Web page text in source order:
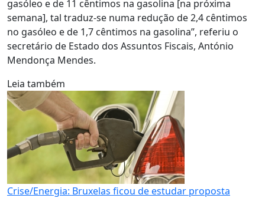
gasóleo e de 11 cêntimos na gasolina [na próxima
semana], tal traduz-se numa redução de 2,4 cêntimos
no gasóleo e de 1,7 cêntimos na gasolina”, referiu o
secretário de Estado dos Assuntos Fiscais, António
Mendonça Mendes.
Leia também
Crise/Energia: Bruxelas ficou de estudar proposta